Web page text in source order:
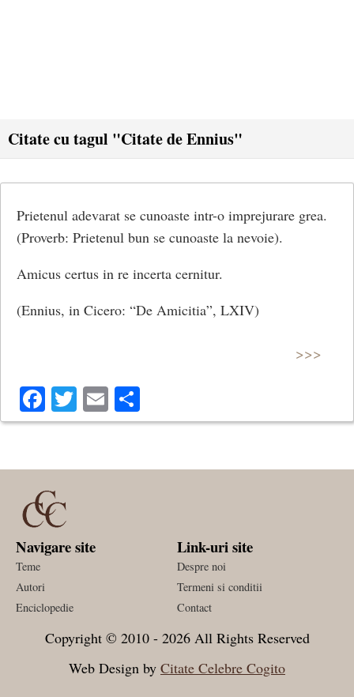
Citate cu tagul "Citate de Ennius"
Prietenul adevarat se cunoaste intr-o imprejurare grea.
(Proverb: Prietenul bun se cunoaste la nevoie).
Amicus certus in re incerta cernitur.
(Ennius, in Cicero: “De Amicitia”, LXIV)
>>>
Facebook
Twitter
Email
Navigare site
Teme
Autori
Enciclopedie
Link-uri site
Despre noi
Termeni si conditii
Contact
Copyright © 2010 - 2026 All Rights Reserved
Web Design by Citate Celebre Cogito